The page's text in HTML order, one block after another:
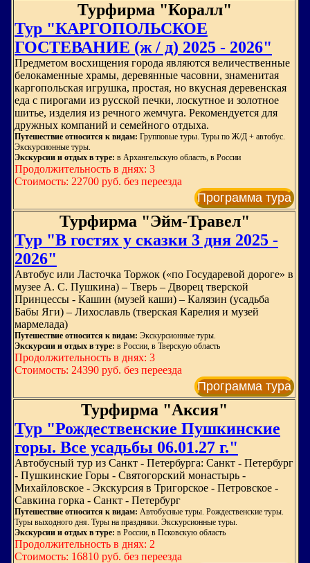
Турфирма "Коралл"
Тур "КАРГОПОЛЬСКОЕ
ГОСТЕВАНИЕ (ж / д) 2025 - 2026"
Предметом восхищения города являются величественные
белокаменные храмы, деревянные часовни, знаменитая
каргопольская игрушка, простая, но вкусная деревенская
еда с пирогами из русской печки, лоскутное и золотное
шитье, изделия из речного жемчуга. Рекомендуется для
дружных компаний и семейного отдыха.
Путешествие относится к видам: Групповые туры. Туры по Ж/Д + автобус.
Экскурсионные туры.
Экскурсии и отдых в туре: в Архангельскую область, в России
Продолжительность в днях: 3
Стоимость: 22700 руб. без переезда
Программа тура
Турфирма "Эйм-Травел"
Тур "В гостях у сказки 3 дня 2025 -
2026"
Автобус или Ласточка Торжок («по Государевой дороге» в
музее А. С. Пушкина) – Тверь – Дворец тверской
Принцессы - Кашин (музей каши) – Калязин (усадьба
Бабы Яги) – Лихославль (тверская Карелия и музей
мармелада)
Путешествие относится к видам: Экскурсионные туры.
Экскурсии и отдых в туре: в России, в Тверскую область
Продолжительность в днях: 3
Стоимость: 24390 руб. без переезда
Программа тура
Турфирма "Аксия"
Тур "Рождественские Пушкинские
горы. Все усадьбы 06.01.27 г."
Автобусный тур из Санкт - Петербурга: Санкт - Петербург
- Пушкинские Горы - Святогорский монастырь -
Михайловское - Экскурсия в Тригорское - Петровское -
Савкина горка - Санкт - Петербург
Путешествие относится к видам: Автобусные туры. Рождественские туры.
Туры выходного дня. Туры на праздники. Экскурсионные туры.
Экскурсии и отдых в туре: в России, в Псковскую область
Продолжительность в днях: 2
Стоимость: 16810 руб. без переезда